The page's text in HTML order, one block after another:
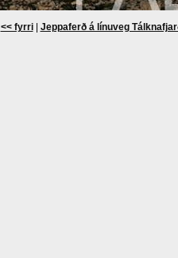
<< fyrri| Jeppaferð á línuveg